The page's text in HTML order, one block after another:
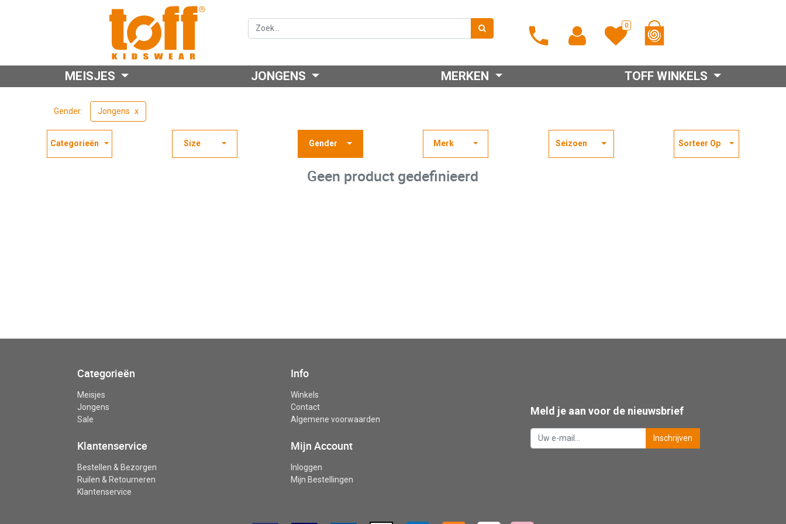
0
MEISJES JONGENS MERKEN TOFF WINKELS
Gender: Jongens
Categorieën Size Gender Merk Seizoen Sorteer Op
Geen product gedefinieerd
Categorieën
Meisjes
Jongens
Sale
Info
Winkels
Contact
Algemene voorwaarden
Klantenservice
Bestellen & Bezorgen
Ruilen & Retourneren
Klantenservice
Mijn Account
Inloggen
Mijn Bestellingen
Meld je aan voor de nieuwsbrief
Inschrijven